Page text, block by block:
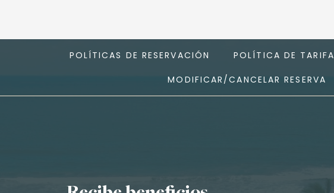
POLÍTICAS DE RESERVACIÓN POLÍTICA DE TARIFA
MODIFICAR/CANCELAR RESERVA